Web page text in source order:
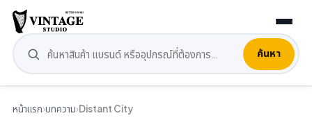
ค้นหา
หน้าแรก›บทความ›Distant City